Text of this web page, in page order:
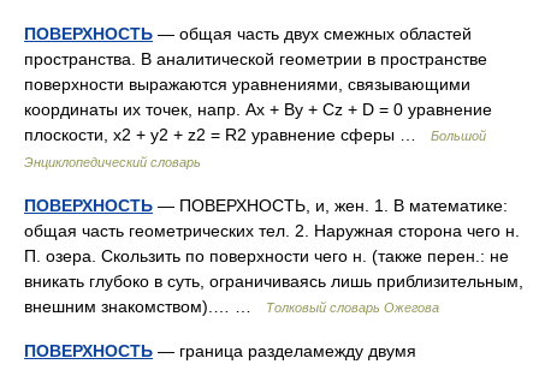
ПОВЕРХНОСТЬ — общая часть двух смежных областей
пространства. В аналитической геометрии в пространстве
поверхности выражаются уравнениями, связывающими
координаты их точек, напр. Ax + By + Cz + D = 0 уравнение
плоскости, x2 + y2 + z2 = R2 уравнение сферы …
Большой
Энциклопедический словарь
ПОВЕРХНОСТЬ — ПОВЕРХНОСТЬ, и, жен. 1. В математике:
общая часть геометрических тел. 2. Наружная сторона чего н.
П. озера. Скользить по поверхности чего н. (также перен.: не
вникать глубоко в суть, ограничиваясь лишь приблизительным,
внешним знакомством).… …
Толковый словарь Ожегова
ПОВЕРХНОСТЬ — граница разделамежду двумя